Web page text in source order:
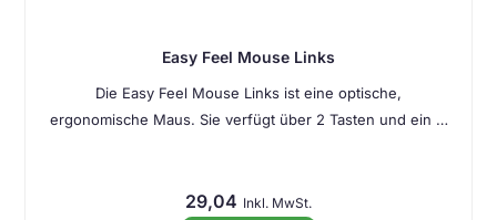
Easy Feel Mouse Links
Die Easy Feel Mouse Links ist eine optische,
ergonomische Maus. Sie verfügt über 2 Tasten und ein …
29,04 Inkl. MwSt.